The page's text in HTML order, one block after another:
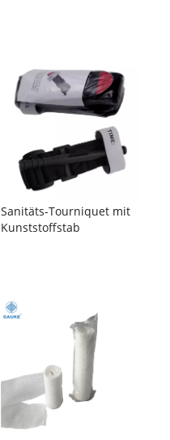
Sanitäts-Tourniquet mit
Kunststoffstab